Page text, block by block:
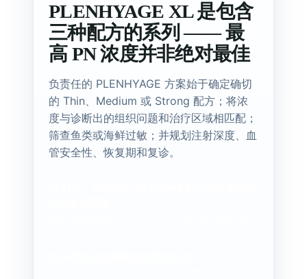
PLENHYAGE XL 是包含
三种配方的系列 —— 最
高 PN 浓度并非绝对最佳
负责任的 PLENHYAGE 方案始于确定确切
的 Thin、Medium 或 Strong 配方；将浓
度与诊断出的组织问题和治疗区域相匹配；
筛查鱼类或海鲜过敏；并规划注射深度、血
管安全性、恢复期和复诊。